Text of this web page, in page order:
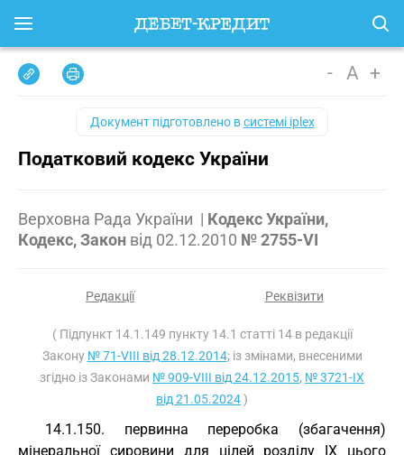
- A +
Документ підготовлено всистемі iplex
Податковий кодекс України
Верховна Рада України | Кодекс України,
Кодекс, Закон від 02.12.2010 № 2755-VI
Редакції Реквізити
( Підпункт 14.1.149 пункту 14.1 статті 14 в редакції
Закону № 71-VIII від 28.12.2014; із змінами, внесеними
згідно із Законами № 909-VIII від 24.12.2015, № 3721-IX
від 21.05.2024)
14.1.150. первинна переробка (збагачення)
мінеральної сировини для цілей розділу IX цього